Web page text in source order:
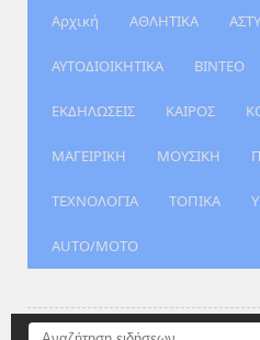
Αρχική ΑΘΛΗΤΙΚΑ
ΑΥΤΟΔΙΟΙΚΗΤΙΚΑ ΒΙΝΤΕΟ
ΕΚΔΗΛΩΣΕΙΣ ΚΑΙΡΟΣ
ΜΑΓΕΙΡΙΚΗ ΜΟΥΣΙΚΗ
ΤΕΧΝΟΛΟΓΙΑ ΤΟΠΙΚΑ
AUTO/MOTO